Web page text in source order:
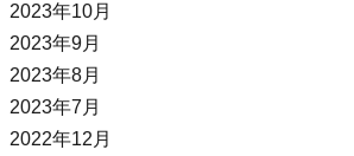
2023年10月
2023年9月
2023年8月
2023年7月
2022年12月